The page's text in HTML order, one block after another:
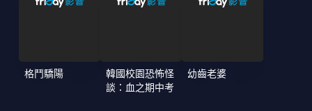
格鬥驕陽
韓國校園恐怖怪
談：血之期中考
幼齒老婆